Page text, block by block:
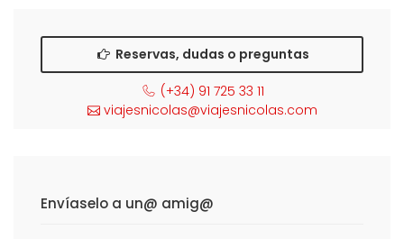
Reservas, dudas o preguntas
(+34) 91 725 33 11
viajesnicolas@viajesnicolas.com
Envíaselo a un@ amig@